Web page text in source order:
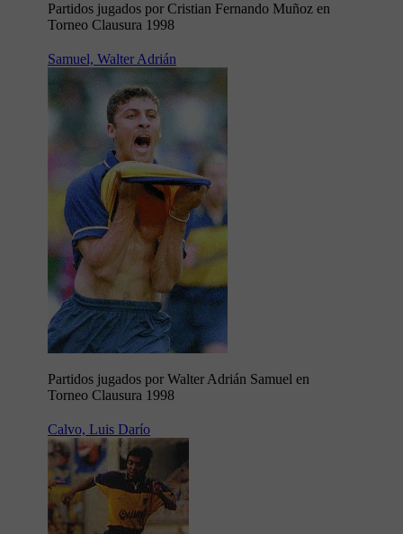
Partidos jugados por Cristian Fernando Muñoz en
Torneo Clausura 1998
Samuel, Walter Adrián
Partidos jugados por Walter Adrián Samuel en
Torneo Clausura 1998
Calvo, Luis Darío